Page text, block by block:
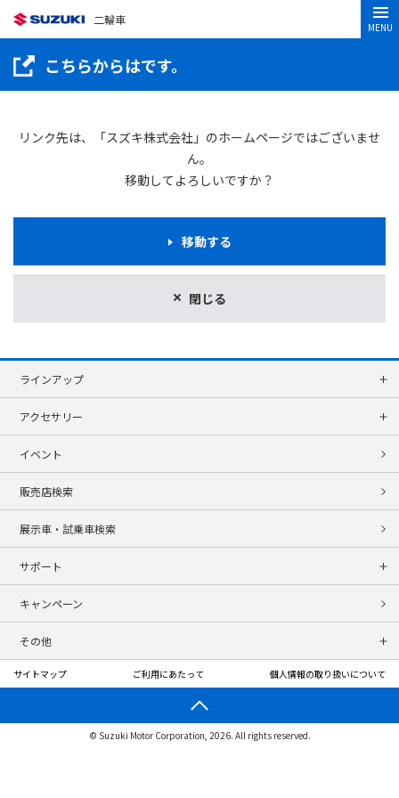
二輪車
MENU
こちらからはです。
リンク先は、「スズキ株式会社」のホームページではございませ
ん。
移動してよろしいですか？
閉じる
移動する
ラインアップ
アクセサリー
イベント
販売店検索
展示車・試乗車検索
サポート
キャンペーン
その他
サイトマップ ご利用にあたって 個人情報の取り扱いについて
© Suzuki Motor Corporation, 2026. All rights reserved.